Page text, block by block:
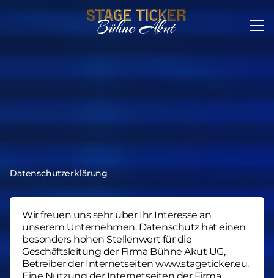
Datenschutzerklärung
Wir freuen uns sehr über Ihr Interesse an
unserem Unternehmen. Datenschutz hat einen
besonders hohen Stellenwert für die
Geschäftsleitung der Firma Bühne Akut UG,
Betreiber der Internetseiten www.stageticker.eu.